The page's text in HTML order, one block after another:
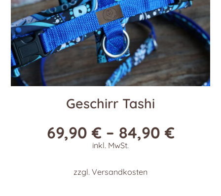
gewählt
werden
Geschirr Tashi
69,90€ – 84,90€
inkl. MwSt.
zzgl. Versandkosten